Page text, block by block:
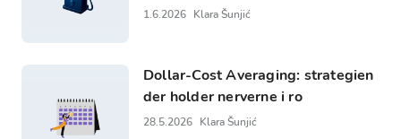
1.6.2026 Klara Šunjić
Dollar-Cost Averaging: strategien
der holder nerverne i ro
28.5.2026 Klara Šunjić